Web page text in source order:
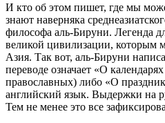
И кто об этом пишет, где мы
знают наверняка
философа аль-Бируни. Легенда
великой цивилизации, которым
Азия. Так вот, аль-Бируни
переводе означает «О
православных) либо «О
английский язык. Выдержки на
Тем не менее это все